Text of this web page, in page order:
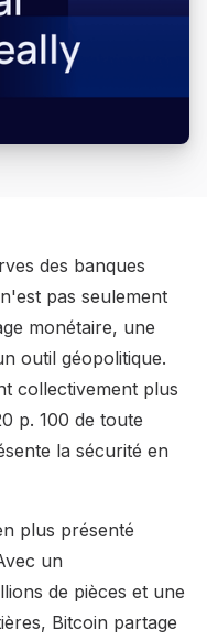
des banques
pas seulement
monétaire, une
outil géopolitique.
collectivement plus
p. 100 de toute
la sécurité en
plus présenté
un
de pièces et une
Bitcoin partage